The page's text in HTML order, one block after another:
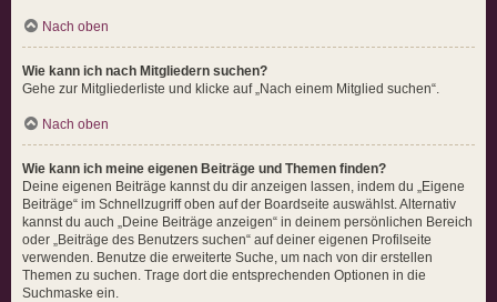
Nach oben
Wie kann ich nach Mitgliedern suchen?
Gehe zur Mitgliederliste und klicke auf „Nach einem Mitglied suchen“.
Nach oben
Wie kann ich meine eigenen Beiträge und Themen finden?
Deine eigenen Beiträge kannst du dir anzeigen lassen, indem du „Eigene
Beiträge“ im Schnellzugriff oben auf der Boardseite auswählst. Alternativ
kannst du auch „Deine Beiträge anzeigen“ in deinem persönlichen Bereich
oder „Beiträge des Benutzers suchen“ auf deiner eigenen Profilseite
verwenden. Benutze die erweiterte Suche, um nach von dir erstellen
Themen zu suchen. Trage dort die entsprechenden Optionen in die
Suchmaske ein.